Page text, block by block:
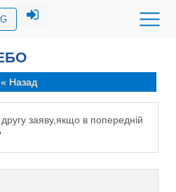
« Назад
заяву,якщо в попередній